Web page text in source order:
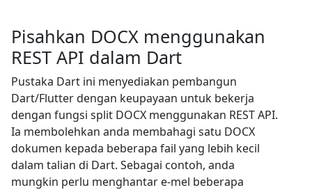
Pisahkan DOCX menggunakan
REST API dalam Dart
Pustaka Dart ini menyediakan pembangun
Dart/Flutter dengan keupayaan untuk bekerja
dengan fungsi split DOCX menggunakan REST API.
Ia membolehkan anda membahagi satu DOCX
dokumen kepada beberapa fail yang lebih kecil
dalam talian di Dart. Sebagai contoh, anda
mungkin perlu menghantar e-mel beberapa